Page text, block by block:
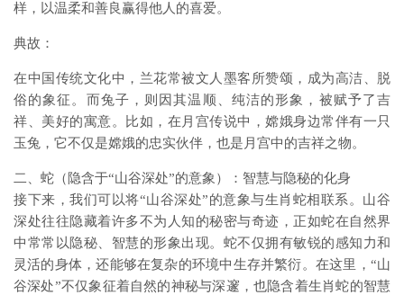
样，以温柔和善良赢得他人的喜爱。
典故：
在中国传统文化中，兰花常被文人墨客所赞颂，成为高洁、脱
俗的象征。而兔子，则因其温顺、纯洁的形象，被赋予了吉
祥、美好的寓意。比如，在月宫传说中，嫦娥身边常伴有一只
玉兔，它不仅是嫦娥的忠实伙伴，也是月宫中的吉祥之物。
二、蛇（隐含于“山谷深处”的意象）：智慧与隐秘的化身
接下来，我们可以将“山谷深处”的意象与生肖蛇相联系。山谷
深处往往隐藏着许多不为人知的秘密与奇迹，正如蛇在自然界
中常常以隐秘、智慧的形象出现。蛇不仅拥有敏锐的感知力和
灵活的身体，还能够在复杂的环境中生存并繁衍。在这里，“山
谷深处”不仅象征着自然的神秘与深邃，也隐含着生肖蛇的智慧